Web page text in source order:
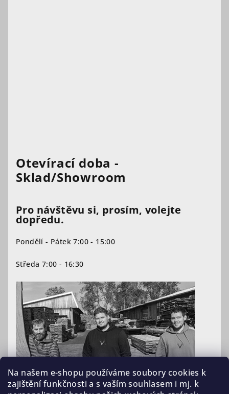
Na našem e-shopu používáme soubory cookies k
zajištění funkčnosti a s vaším souhlasem i mj. k
Otevírací doba -
Sklad/Showroom
Pro návštěvu si, prosím, volejte
dopředu.
Pondělí - Pátek 7:00 - 15:00
Středa 7:00 - 16:30